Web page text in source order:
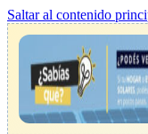
Saltar al contenido